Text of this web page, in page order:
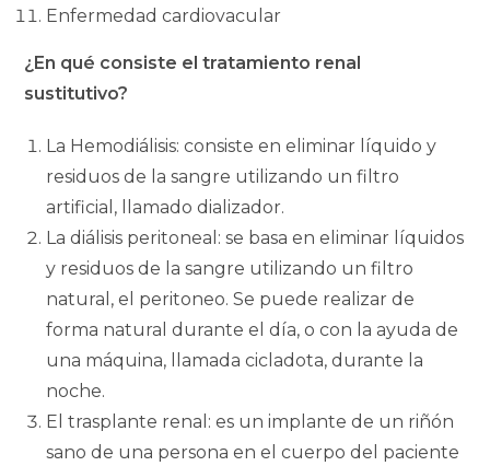
Enfermedad cardiovacular
¿En qué consiste el tratamiento renal
sustitutivo?
La Hemodiálisis: consiste en eliminar líquido y
residuos de la sangre utilizando un filtro
artificial, llamado dializador.
La diálisis peritoneal: se basa en eliminar líquidos
y residuos de la sangre utilizando un filtro
natural, el peritoneo. Se puede realizar de
forma natural durante el día, o con la ayuda de
una máquina, llamada cicladota, durante la
noche.
El trasplante renal: es un implante de un riñón
sano de una persona en el cuerpo del paciente